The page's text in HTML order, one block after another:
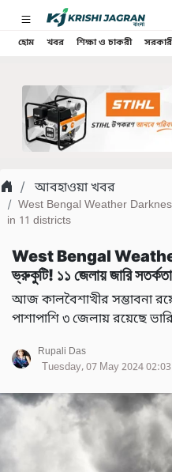
হোম খবর শিক্ষা ও চাকরী
আবহাওয়া খবর
West Bengal Weather
in 11 districts
West Bengal Weather:
ভ্রুকুটি! ১১ জেলায় জারি সতর্কতা
আজ কালবৈশাখীর সম্ভাবনা
পাশাপাশি ৩ জেলায় রয়েছে ভারি
Rupali Das
Tuesday, 07 May 2024